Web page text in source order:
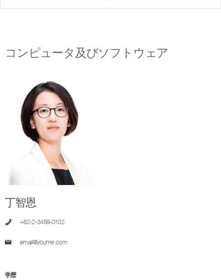
コンピュータ及びソフトウェア
丁智恩
+82-2-3458-0102
email@youme.com
学歴